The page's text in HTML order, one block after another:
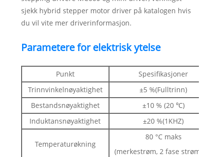
sjekk hybrid stepper motor driver på katalogen hvis
du vil vite mer driverinformasjon.
Parametere for elektrisk ytelse
Punkt
Spesifikasjoner
Trinnvinkelnøyaktighet
±5 %(Fulltrinn)
Bestandsnøyaktighet
±10 % (20 ℃)
Induktansnøyaktighet
±20 %(1KHZ)
Temperaturøkning
80 °C maks
(merkestrøm, 2 fase strøm på)